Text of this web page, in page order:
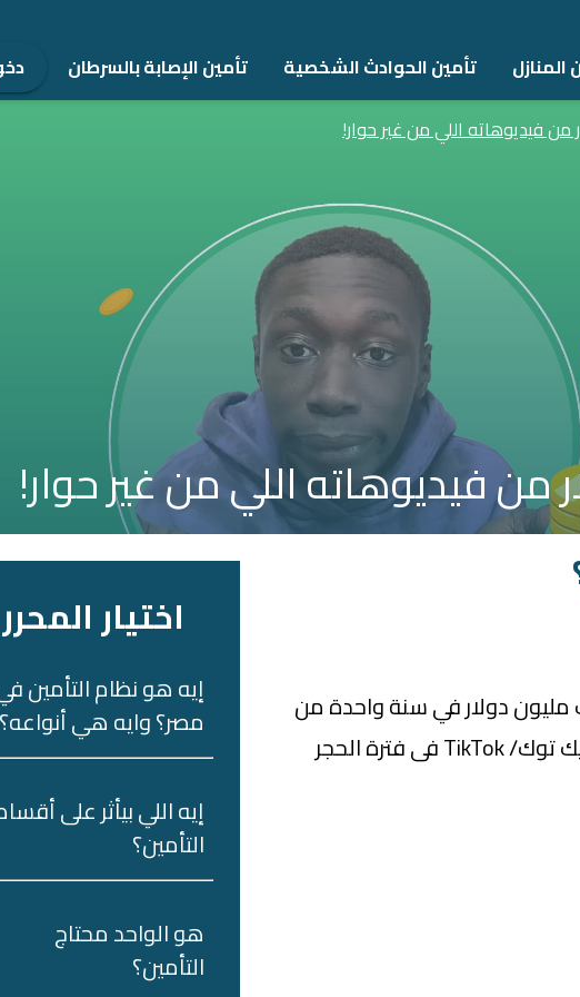
المنازل تأمين الحوادث الشخصية تأمين اﻹصابة بالسرطان
فيديوهاته اللي من غير حوار!
فيديوهاته اللي من غير حوار!
دولار في سنة واحدة من
خلال فيديوهاته الصامتة علي تطبيق التيك توك/ TikTok فى فترة الحجر
اختيار
إيه هو نظام التأمين
مصر؟ وايه هي أنواعه؟
إيه اللي بيأثر على
التأمين؟
هو‌ ‌الواحد‌ ‌محتاج‌
‌التأمين؟‌ ‌